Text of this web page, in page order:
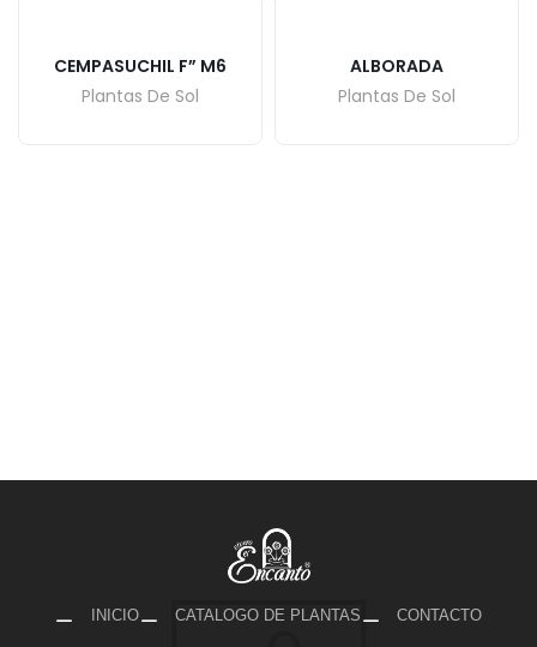
CEMPASUCHIL F” M6
Plantas De Sol
ALBORADA
Plantas De Sol
INICIO CATALOGO DE PLANTAS CONTACTO